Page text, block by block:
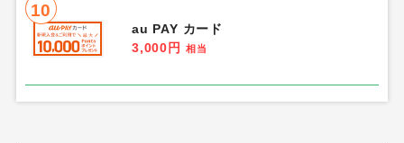
10
au PAY カード
3,000円
相当